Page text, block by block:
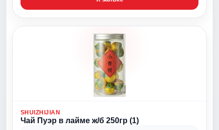
SHUIZHIJIAN
Чай Пуэр в лайме ж/б 250гр (1)